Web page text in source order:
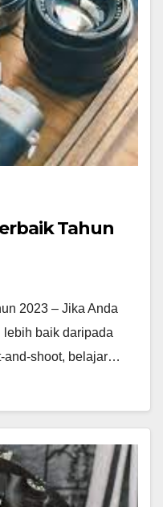
Tahun
2023 – Jika Anda
baik daripada
and-shoot, belajar…